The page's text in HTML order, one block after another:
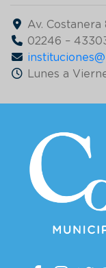
Av. Costanera
02246 –
Lunes a